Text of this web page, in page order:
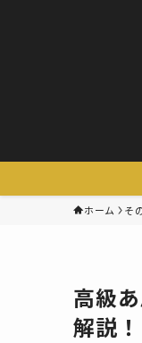
ホーム そ
高級
解説！